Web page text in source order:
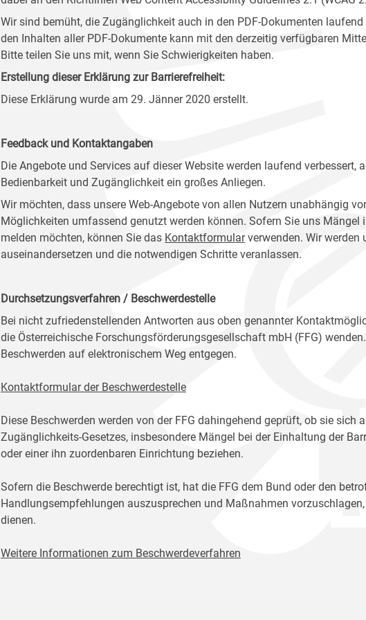
Wir sind bemüht, die Zugänglichkeit auch in den PDF-Dokumenten
den Inhalten aller PDF-Dokumente kann mit den derzeitig verfügbaren
Bitte teilen Sie uns mit, wenn Sie Schwierigkeiten haben.
Erstellung dieser Erklärung zur Barrierefreiheit:
Diese Erklärung wurde am 29. Jänner 2020 erstellt.
Feedback und Kontaktangaben
Die Angebote und Services auf dieser Website werden laufend
Bedienbarkeit und Zugänglichkeit ein großes Anliegen.
Wir möchten, dass unsere Web-Angebote von allen Nutzern unabhängig
Möglichkeiten umfassend genutzt werden können. Sofern Sie uns
melden möchten, können Sie das Kontaktformularverwenden. Wir werden
auseinandersetzen und die notwendigen Schritte veranlassen.
Durchsetzungsverfahren / Beschwerdestelle
Bei nicht zufriedenstellenden Antworten aus oben genannter
die Österreichische Forschungsförderungsgesellschaft mbH (FFG)
Beschwerden auf elektronischem Weg entgegen.
Kontaktformular der Beschwerdestelle
Diese Beschwerden werden von der FFG dahingehend geprüft, ob sie sich
Zugänglichkeits-Gesetzes, insbesondere Mängel bei der Einhaltung der
oder einer ihn zuordenbaren Einrichtung beziehen.
Sofern die Beschwerde berechtigt ist, hat die FFG dem Bund oder den
Handlungsempfehlungen auszusprechen und Maßnahmen
dienen.
Weitere Informationen zum Beschwerdeverfahren